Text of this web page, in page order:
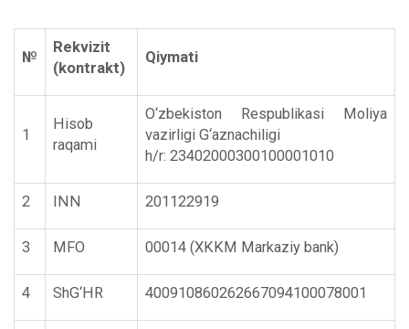
№
Rekvizit
(kontrakt)
Qiymati
1
Hisob
raqami
O‘zbekiston Respublikasi Moliya
vazirligi G‘aznachiligi
h/r: 23402000300100001010
2 INN 201122919
3 MFO 00014 (XKKM Markaziy bank)
4 ShG‘HR 400910860262667094100078001